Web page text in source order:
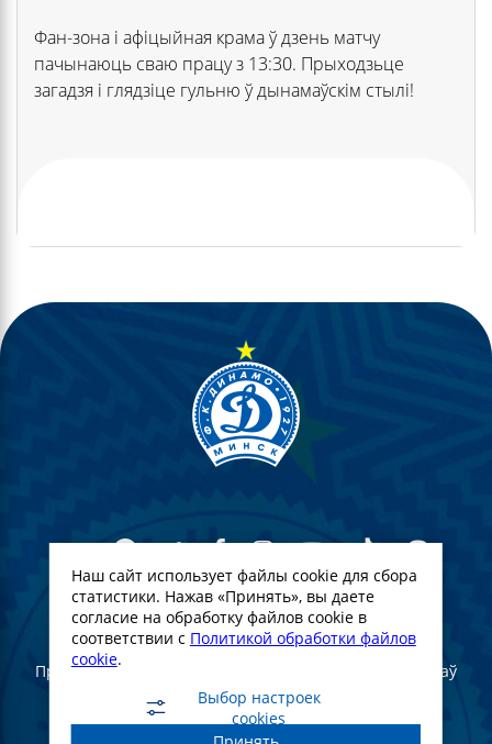
Фан-зона і афіцыйная крама ў дзень матчу
пачынаюць сваю працу з 13:30. Прыходзьце
загадзя і глядзіце гульню ў дынамаўскім стылі!
© Футбольны клуб Дынама-Мінск. 2022
Пры поўным або частковым выкарыстанні матэрыялаў
спасылка на афіцыйны сайт ФК "Дынама-Мінск"
абавязковая
Наш сайт использует файлы cookie для сбора
статистики. Нажав «Принять», вы даете
согласие на обработку файлов cookie в
соответствии с Политикой обработки файлов
cookie.
Выбор настроек
cookies